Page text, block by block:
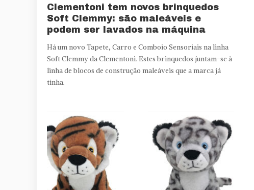
Clementoni tem novos brinquedos
Soft Clemmy: são maleáveis e
podem ser lavados na máquina
Há um novo Tapete, Carro e Comboio Sensoriais na linha
Soft Clemmy da Clementoni. Estes brinquedos juntam-se à
linha de blocos de construção maleáveis que a marca já
tinha.